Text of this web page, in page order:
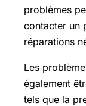
problèmes
contacter un
réparations
Les
également
tels que la